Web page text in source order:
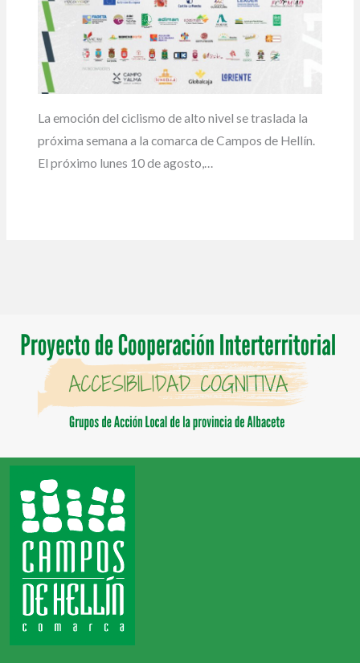
La emoción del ciclismo de alto nivel se traslada la
próxima semana a la comarca de Campos de Hellín.
El próximo lunes 10 de agosto,…